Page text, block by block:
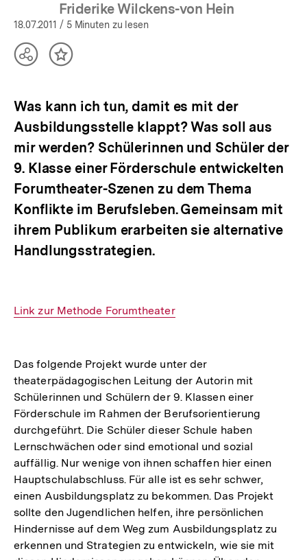
öffnen
Friderike Wilckens-von Hein
18.07.2011 / 5 Minuten zu lesen
TeilenInhalt
Was kann ich tun, damit es mit der
Ausbildungsstelle klappt? Was soll aus
mir werden? Schülerinnen und Schüler der
9. Klasse einer Förderschule entwickelten
Forumtheater-Szenen zu dem Thema
Konflikte im Berufsleben. Gemeinsam mit
ihrem Publikum erarbeiten sie alternative
Handlungsstrategien.
Interner
Link zur Methode Forumtheater
Das folgende Projekt wurde unter der
theaterpädagogischen Leitung der Autorin mit
Schülerinnen und Schülern der 9. Klassen einer
Förderschule im Rahmen der Berufsorientierung
durchgeführt. Die Schüler dieser Schule haben
Lernschwächen oder sind emotional und sozial
auffällig. Nur wenige von ihnen schaffen hier einen
Hauptschulabschluss. Für alle ist es sehr schwer,
einen Ausbildungsplatz zu bekommen. Das Projekt
sollte den Jugendlichen helfen, ihre persönlichen
Hindernisse auf dem Weg zum Ausbildungsplatz zu
erkennen und Strategien zu entwickeln, wie sie mit